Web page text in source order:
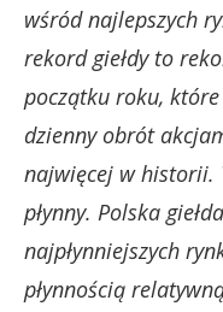
wśród najlepszych
rekord giełdy to
początku roku,
dzienny obrót
najwięcej w historii.
płynny. Polska
najpłynniejszych
płynnością